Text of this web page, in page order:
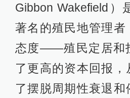
Gibbon Wakefield）
著名的殖民地管理者
态度——殖民定居和
了更高的资本回报
了摆脱周期性衰退和